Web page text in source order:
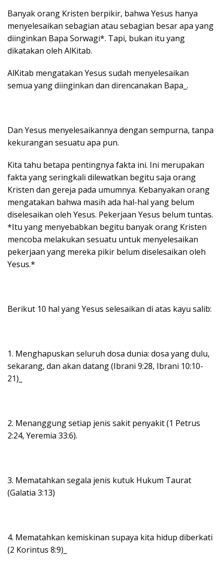
Banyak orang Kristen berpikir, bahwa Yesus hanya
menyelesaikan sebagian atau sebagian besar apa yang
diinginkan Bapa Sorwagi*. Tapi, bukan itu yang
dikatakan oleh AlKitab.
AlKitab mengatakan Yesus sudah menyelesaikan
semua yang diinginkan dan direncanakan Bapa_.
Dan Yesus menyelesaikannya dengan sempurna, tanpa
kekurangan sesuatu apa pun.
Kita tahu betapa pentingnya fakta ini. Ini merupakan
fakta yang seringkali dilewatkan begitu saja orang
Kristen dan gereja pada umumnya. Kebanyakan orang
mengatakan bahwa masih ada hal-hal yang belum
diselesaikan oleh Yesus. Pekerjaan Yesus belum tuntas.
*Itu yang menyebabkan begitu banyak orang Kristen
mencoba melakukan sesuatu untuk menyelesaikan
pekerjaan yang mereka pikir belum diselesaikan oleh
Yesus.*
Berikut 10 hal yang Yesus selesaikan di atas kayu salib:
1. Menghapuskan seluruh dosa dunia: dosa yang dulu,
sekarang, dan akan datang (Ibrani 9:28, Ibrani 10:10-
21)_
2. Menanggung setiap jenis sakit penyakit (1 Petrus
2:24, Yeremia 33:6).
3. Mematahkan segala jenis kutuk Hukum Taurat
(Galatia 3:13)
4. Mematahkan kemiskinan supaya kita hidup diberkati
(2 Korintus 8:9)_